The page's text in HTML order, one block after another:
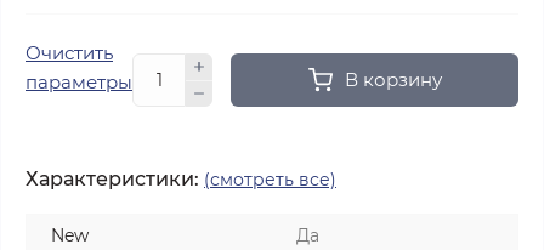
Очистить
параметры
В корзину
Характеристики: (смотреть все)
New
Да